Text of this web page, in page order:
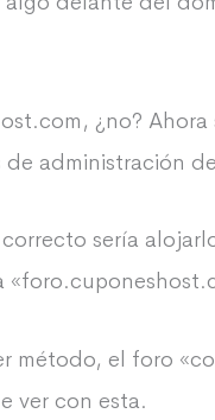
¿no?
administración
sería
método, el foro
ver con esta.